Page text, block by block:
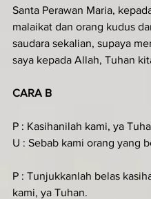
Santa Perawan Maria,
malaikat dan orang kudus
saudara sekalian, supaya
saya kepada Allah, Tuhan
CARA B
P : Kasihanilah kami, ya
U : Sebab kami orang yang
P : Tunjukkanlah belas
kami, ya Tuhan.